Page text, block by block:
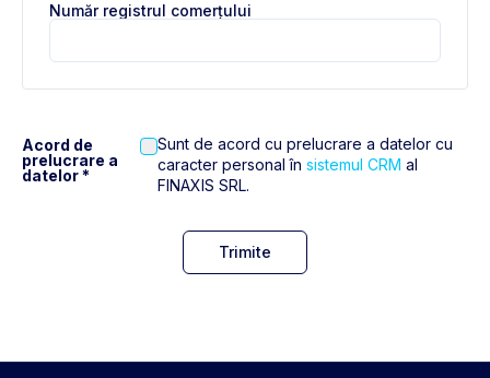
Număr registrul comerțului
Acord de
prelucrare a
datelor *
Sunt de acord cu prelucrare a datelor cu
caracter personal în sistemul CRM al
FINAXIS SRL.
Trimite